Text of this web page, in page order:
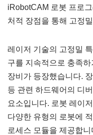
iRobotCAM 로봇 프로
처적 장점을 통해 고정
레이저 기술의 고정밀
구를 지속적으로 충족
장비가 등장했습니다.
등 관련 하드웨어의 디
요소입니다. 로봇 레이
다양한 유형의 로봇에
로세스 모듈을 제공합